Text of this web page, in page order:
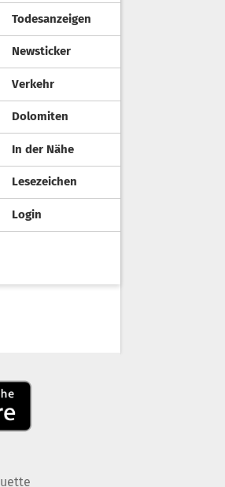
Todesanzeigen
Newsticker
Verkehr
Dolomiten
In der Nähe
Lesezeichen
Login